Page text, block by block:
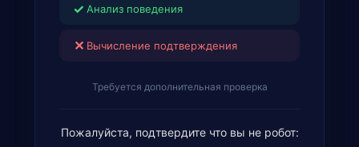
✓ Анализ поведения
✕ Вычисление подтверждения
Требуется дополнительная проверка
Пожалуйста, подтвердите что вы не робот: